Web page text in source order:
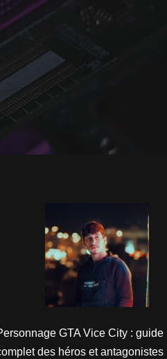
GTA Vice City : guide
des héros et antagonistes